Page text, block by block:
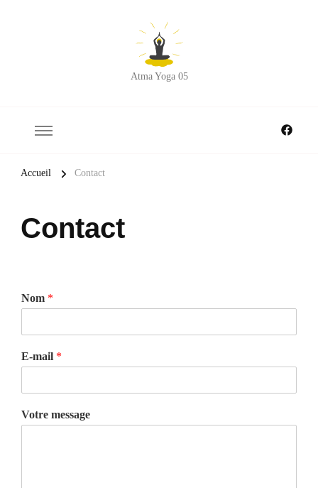
Atma Yoga 05
Accueil Contact
Contact
Nom *
E-mail *
Votre message